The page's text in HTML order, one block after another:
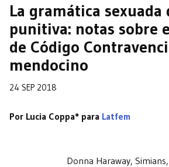
La gramática sexuada
punitiva: notas sobre
de Código
mendocino
24 SEP 2018
Por Lucia Coppa* para Latfem
Donna Haraway,